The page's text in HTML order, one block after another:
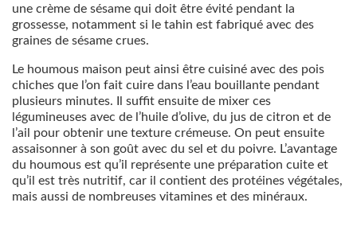
une crème de sésame qui doit être évité pendant la
grossesse, notamment si le tahin est fabriqué avec des
graines de sésame crues.
Le houmous maison peut ainsi être cuisiné avec des pois
chiches que l’on fait cuire dans l’eau bouillante pendant
plusieurs minutes. Il suffit ensuite de mixer ces
légumineuses avec de l’huile d’olive, du jus de citron et de
l’ail pour obtenir une texture crémeuse. On peut ensuite
assaisonner à son goût avec du sel et du poivre. L’avantage
du houmous est qu’il représente une préparation cuite et
qu’il est très nutritif, car il contient des protéines végétales,
mais aussi de nombreuses vitamines et des minéraux.